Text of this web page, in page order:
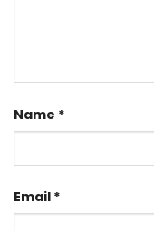
Name *
Email *